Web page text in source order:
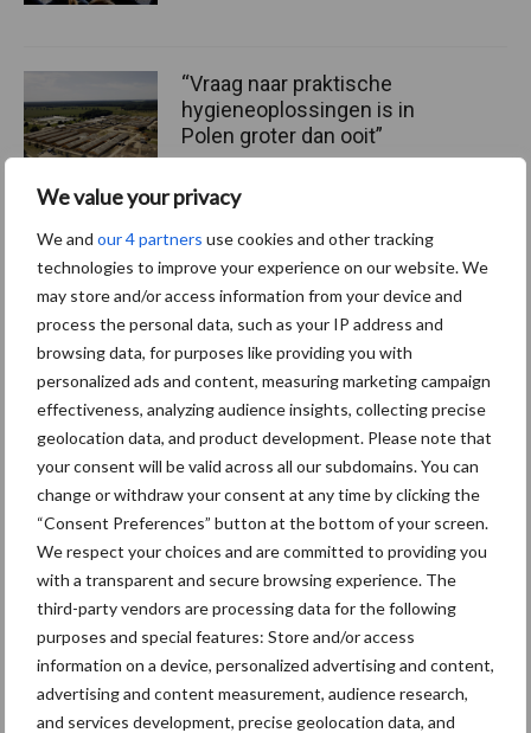
We value your privacy
We and our 4 partners use cookies and other tracking
technologies to improve your experience on our website. We
may store and/or access information from your device and
process the personal data, such as your IP address and
browsing data, for purposes like providing you with
personalized ads and content, measuring marketing campaign
effectiveness, analyzing audience insights, collecting precise
geolocation data, and product development. Please note that
your consent will be valid across all our subdomains. You can
change or withdraw your consent at any time by clicking the
“Consent Preferences” button at the bottom of your screen.
We respect your choices and are committed to providing you
with a transparent and secure browsing experience. The
third-party vendors are processing data for the following
purposes and special features: Store and/or access
information on a device, personalized advertising and content,
advertising and content measurement, audience research,
and services development, precise geolocation data, and
“Vraag naar praktische
hygieneoplossingen is in
Polen groter dan ooit”
Drie Franse bedrijven over
de grens van 14.000
kilogram melk
Themapagina's
Diergezondheid Bemesting Fokkerij
Compost Dierlijke mest